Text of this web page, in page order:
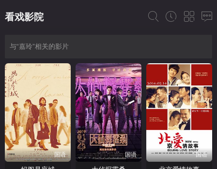
看戏影院
与“嘉玲”相关的影片
国语 国语 国语